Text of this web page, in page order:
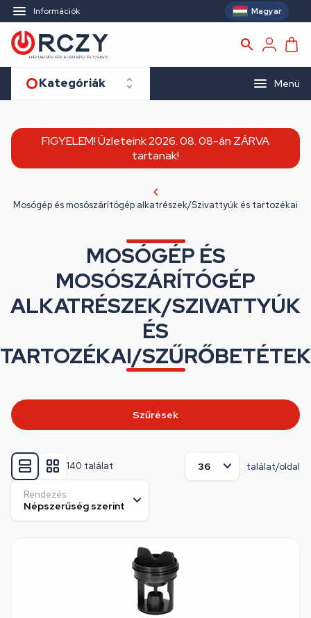
Információk Magyar
Kategóriák Menü
FIGYELEM! Üzleteink 2026. 08. 08-án ZÁRVA
tartanak!
Mosógép és mosószárítógép alkatrészek/Szivattyúk és tartozékai
MOSÓGÉP ÉS
MOSÓSZÁRÍTÓGÉP
ALKATRÉSZEK/SZIVATTYÚK
ÉS
TARTOZÉKAI/SZŰRŐBETÉTEK
140 találat találat/oldal
Rendezés:
Szűrések